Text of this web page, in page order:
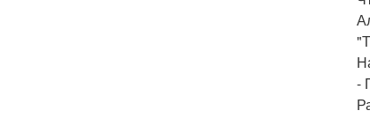
-